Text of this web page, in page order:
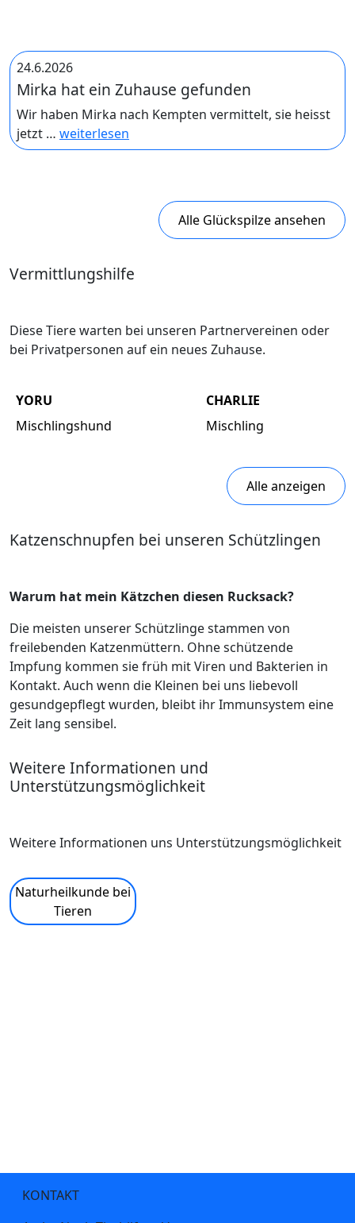
24.6.2026
Mirka hat ein Zuhause gefunden
Wir haben Mirka nach Kempten vermittelt, sie heisst
jetzt … weiterlesen
Alle Glückspilze ansehen
Vermittlungshilfe
Diese Tiere warten bei unseren Partnervereinen oder
bei Privatpersonen auf ein neues Zuhause.
YORU
Mischlingshund
CHARLIE
Mischling
Alle anzeigen
Katzenschnupfen bei unseren Schützlingen
Warum hat mein Kätzchen diesen Rucksack?
Die meisten unserer Schützlinge stammen von
freilebenden Katzenmüttern. Ohne schützende
Impfung kommen sie früh mit Viren und Bakterien in
Kontakt. Auch wenn die Kleinen bei uns liebevoll
gesundgepflegt wurden, bleibt ihr Immunsystem eine
Zeit lang sensibel.
Weitere Informationen und
Unterstützungsmöglichkeit
Weitere Informationen uns Unterstützungsmöglichkeit
Naturheilkunde bei
Tieren
KONTAKT